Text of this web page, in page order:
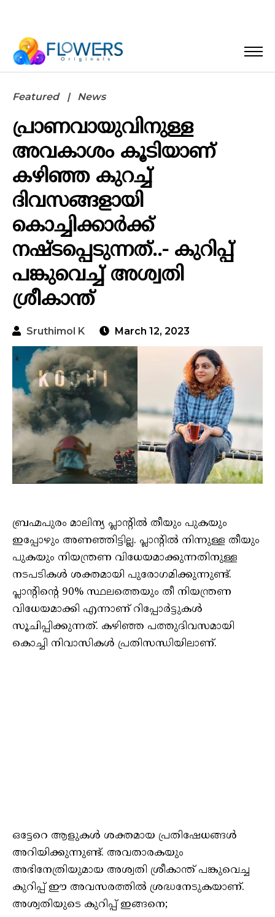
Featured News
പ്രാണവായുവിനുള്ള
അവകാശം കൂടിയാണ്
കഴിഞ്ഞ കുറച്ച്
ദിവസങ്ങളായി
കൊച്ചിക്കാർക്ക്
നഷ്ടപ്പെടുന്നത്..- കുറിപ്പ്
പങ്കുവെച്ച് അശ്വതി
ശ്രീകാന്ത്
Sruthimol K March 12, 2023
ബ്രഹ്മപുരം മാലിന്യ പ്ലാന്റിൽ തീയും പുകയും
ഇപ്പോഴും അണഞ്ഞിട്ടില്ല. പ്ലാന്റിൽ നിന്നുള്ള തീയും
പുകയും നിയന്ത്രണ വിധേയമാക്കുന്നതിനുള്ള
നടപടികൾ ശക്തമായി പുരോഗമിക്കുന്നുണ്ട്.
പ്ലാന്റിന്റെ 90% സ്ഥലത്തെയും തീ നിയന്ത്രണ
വിധേയമാക്കി എന്നാണ് റിപ്പോർട്ടുകൾ
സൂചിപ്പിക്കുന്നത്. കഴിഞ്ഞ പത്തുദിവസമായി
കൊച്ചി നിവാസികൾ പ്രതിസന്ധിയിലാണ്.
ഒട്ടേറെ ആളുകൾ ശക്തമായ പ്രതിഷേധങ്ങൾ
അറിയിക്കുന്നുണ്ട്. അവതാരകയും
അഭിനേത്രിയുമായ അശ്വതി ശ്രീകാന്ത് പങ്കുവെച്ച
കുറിപ്പ് ഈ അവസരത്തിൽ ശ്രദ്ധനേടുകയാണ്.
അശ്വതിയുടെ കുറിപ്പ് ഇങ്ങനെ;